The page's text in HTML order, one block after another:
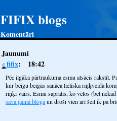
FIFIX blogs
Komentāri
Jaunumi
fifix
18:42
Pēc ilgāka pārtraukuma esmu atsācis rakstīt.
kur beigu beigās sanāca lieliska riņķveida
riņķi vairs. Esmu sapratis, ko vēlos (bet
sava jaunā blogaun droši vien arī šeit ik pa